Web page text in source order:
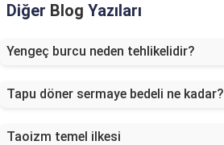
Diğer Blog Yazıları
Yengeç burcu neden tehlikelidir?
Tapu döner sermaye bedeli ne kadar?
Taoizm temel ilkesi